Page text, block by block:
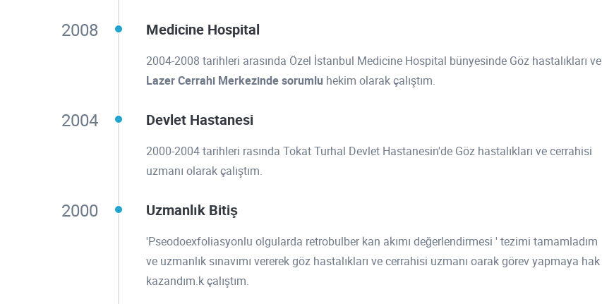
2008 Medicine Hospital
2004-2008 tarihleri arasında Özel İstanbul Medicine Hospital bünyesinde Göz hastalıkları ve
Lazer Cerrahi Merkezinde sorumlu hekim olarak çalıştım.
2004 Devlet Hastanesi
2000-2004 tarihleri rasında Tokat Turhal Devlet Hastanesin'de Göz hastalıkları ve cerrahisi
uzmanı olarak çalıştım.
2000 Uzmanlık Bitiş
'Pseodoexfoliasyonlu olgularda retrobulber kan akımı değerlendirmesi ' tezimi tamamladım
ve uzmanlık sınavımı vererek göz hastalıkları ve cerrahisi uzmanı oarak görev yapmaya hak
kazandım.k çalıştım.